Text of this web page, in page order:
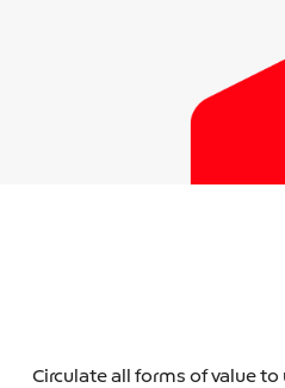
Circulate all forms of value to